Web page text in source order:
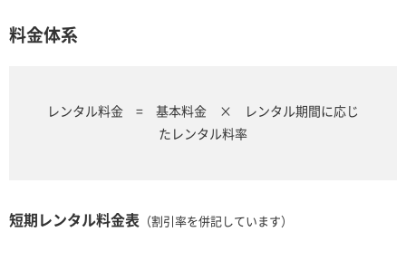
料金体系
レンタル料金 = 基本料金 × レンタル期間に応じ
たレンタル料率
短期レンタル料金表 （割引率を併記しています）